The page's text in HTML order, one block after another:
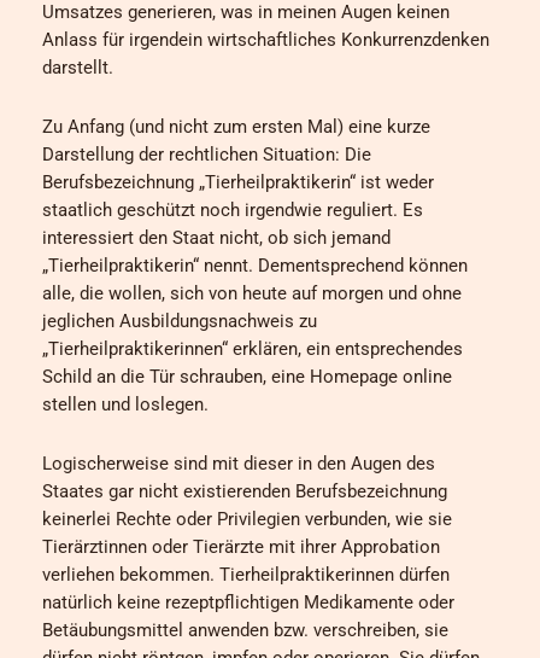
Umsatzes generieren, was in meinen Augen keinen
Anlass für irgendein wirtschaftliches Konkurrenzdenken
darstellt.
Zu Anfang (und nicht zum ersten Mal) eine kurze
Darstellung der rechtlichen Situation: Die
Berufsbezeichnung „Tierheilpraktikerin“ ist weder
staatlich geschützt noch irgendwie reguliert. Es
interessiert den Staat nicht, ob sich jemand
„Tierheilpraktikerin“ nennt. Dementsprechend können
alle, die wollen, sich von heute auf morgen und ohne
jeglichen Ausbildungsnachweis zu
„Tierheilpraktikerinnen“ erklären, ein entsprechendes
Schild an die Tür schrauben, eine Homepage online
stellen und loslegen.
Logischerweise sind mit dieser in den Augen des
Staates gar nicht existierenden Berufsbezeichnung
keinerlei Rechte oder Privilegien verbunden, wie sie
Tierärztinnen oder Tierärzte mit ihrer Approbation
verliehen bekommen. Tierheilpraktikerinnen dürfen
natürlich keine rezeptpflichtigen Medikamente oder
Betäubungsmittel anwenden bzw. verschreiben, sie